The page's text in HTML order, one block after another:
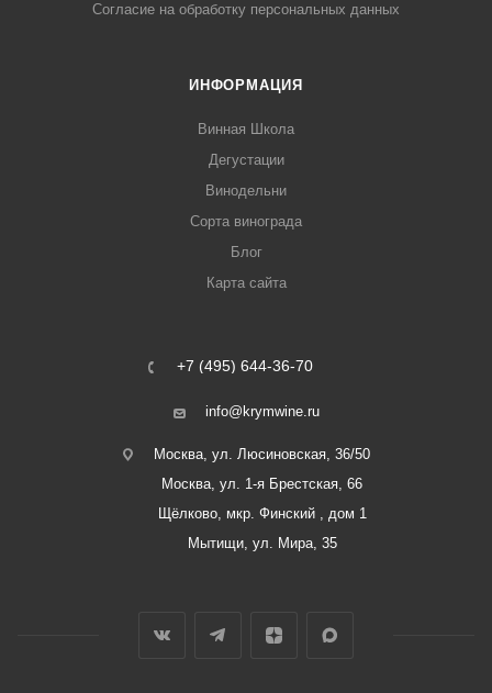
Согласие на обработку персональных данных
ИНФОРМАЦИЯ
Винная Школа
Дегустации
Винодельни
Сорта винограда
Блог
Карта сайта
+7 (495) 644-36-70
info@krymwine.ru
Москва, ул. Люсиновская, 36/50
Москва, ул. 1-я Брестская, 66
Щёлково, мкр. Финский , дом 1
Мытищи, ул. Мира, 35